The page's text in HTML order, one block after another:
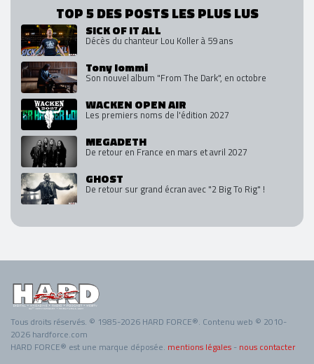
TOP 5 DES POSTS LES PLUS LUS
SICK OF IT ALL
Décès du chanteur Lou Koller à 59 ans
Tony Iommi
Son nouvel album "From The Dark", en octobre
WACKEN OPEN AIR
Les premiers noms de l'édition 2027
MEGADETH
De retour en France en mars et avril 2027
GHOST
De retour sur grand écran avec "2 Big To Rig" !
Tous droits réservés. © 1985-2026 HARD FORCE®. Contenu web © 2010-
2026 hardforce.com
HARD FORCE® est une marque déposée. mentions légales - nous contacter